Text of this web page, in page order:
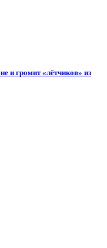
и громит «лётчиков» из